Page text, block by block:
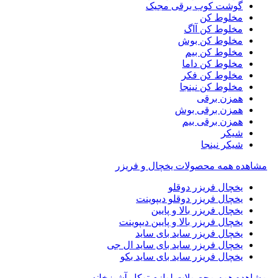
گوشت کوب برقی مجیک
مخلوط کن
مخلوط کن آاگ
مخلوط کن بوش
مخلوط کن بیم
مخلوط کن داما
مخلوط کن فکر
مخلوط کن نینجا
همزن برقی
همزن برقی بوش
همزن برقی بیم
شیکر
شیکر نینجا
مشاهده همه محصولات یخچال و فریزر
یخچال فریزر دوقلو
یخچال فریزر دوقلو دیپوینت
یخچال فریزر بالا و پایین
یخچال فریزر بالا و پایین دیپوینت
یخچال فریزر ساید بای ساید
یخچال فریزر ساید بای ساید ال جی
یخچال فریزر ساید بای ساید بکو